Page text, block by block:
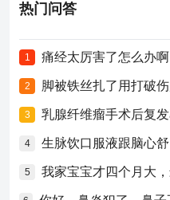
热门问答
1 痛经太厉害了怎么办啊
2 脚被铁丝扎了用打破
3 乳腺纤维瘤手术后复
4 生脉饮口服液跟脑心
5 我家宝宝才四个月大